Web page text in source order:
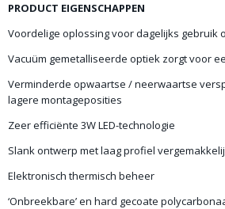
PRODUCT EIGENSCHAPPEN
Voordelige oplossing voor dagelijks gebruik
Vacuüm gemetalliseerde optiek zorgt voor
Verminderde opwaartse / neerwaartse
lagere montageposities
Zeer efficiënte 3W LED-technologie
Slank ontwerp met laag profiel
Elektronisch thermisch beheer
‘Onbreekbare’ en hard gecoate